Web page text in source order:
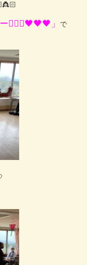
🤸🏻‍♀️🖤🖤🖤」
で